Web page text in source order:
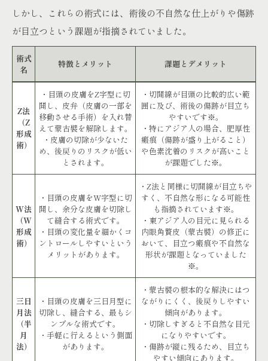
しかし、これらの術式には、術後の不自然な仕上がりや傷跡
が目立つという課題が指摘されていました。
術式
名
特徴とメリット 課題とデメリット
Z法
（Z
形成
術）
・目頭の皮膚をZ字型に切
開し、皮弁（皮膚の一部を
移動させる手術）を入れ替
えて蒙古襞を解除します。
・皮膚の切除が少ないた
め、後戻りのリスクが低い
とされます。
・切開線が目頭の比較的広い範
囲に及び、術後の傷跡が目立ち
やすいです※。
・特にアジア人の場合、肥厚性
瘢痕（傷跡が盛り上がること）
や色素沈着のリスクが高いこと
が課題でした※。
W法
（W
形成
術）
・目頭の皮膚をW字型に切
開し、余分な皮膚を切除し
て縫合する術式です。
・目頭の変化量を細かくコ
ントロールしやすいという
メリットがあります。
・Z法と同様に切開線が目立ちや
すく、不自然な形になる可能性
も指摘されています※。
・東アジア人の目元に見られる
内眼角贅皮（蒙古襞）の修正に
おいて、目立つ瘢痕や不自然な
形状が課題となっていました
※。
三日
月法
（半
月
法）
・目頭の皮膚を三日月型に
切除し、縫合する、最もシ
ンプルな術式です。
・手軽に行えるという側面
があります。
・蒙古襞の根本的な解決にはつ
ながりにくく、後戻りしやすい
傾向があります。
・切除しすぎると不自然な目元
になりやすいです。
・傷跡が縦に残るため、目立ち
やすい傾向にあります。